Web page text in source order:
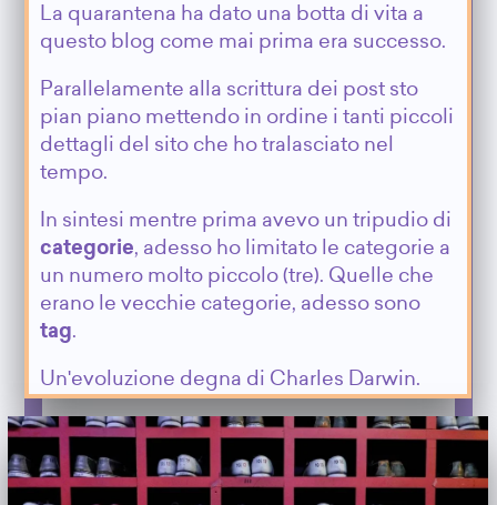
La quarantena ha dato una botta di vita a
questo blog come mai prima era successo.
Parallelamente alla scrittura dei post sto
pian piano mettendo in ordine i tanti piccoli
dettagli del sito che ho tralasciato nel
tempo.
In sintesi mentre prima avevo un tripudio di
categorie, adesso ho limitato le categorie a
un numero molto piccolo (tre). Quelle che
erano le vecchie categorie, adesso sono
tag.
Un'evoluzione degna di Charles Darwin.